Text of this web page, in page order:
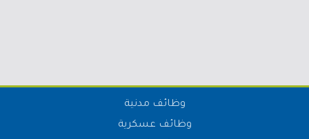
وظائف مدنية
وظائف عسكرية